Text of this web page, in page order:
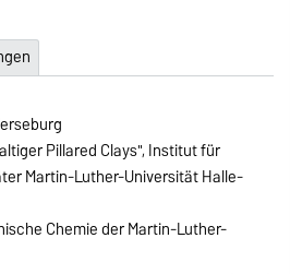
Pillared Clays", Institut für
Martin-Luther-Universität Halle-
Chemie der Martin-Luther-